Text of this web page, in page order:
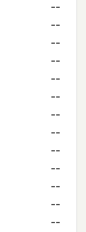
--
--
--
--
--
--
--
--
--
--
--
--
--